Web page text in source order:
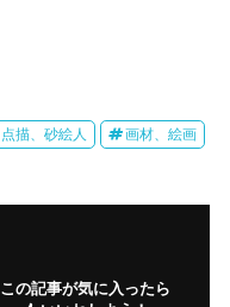
点描、砂絵人 画材、絵画
この記事が気に入ったら